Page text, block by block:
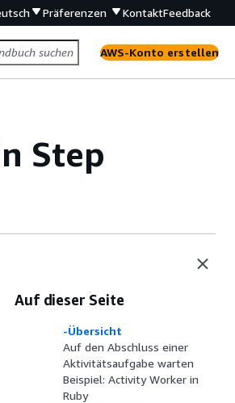
Präferenzen KontaktFeedback
AWS-Konto erstellen
Step
Auf dieser Seite
-Übersicht
Auf den Abschluss einer
Aktivitätsaufgabe warten
Beispiel: Activity Worker in
Ruby